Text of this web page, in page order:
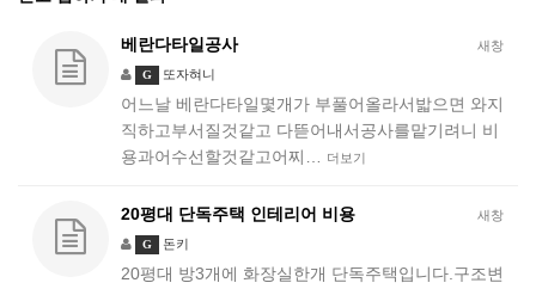
새창
베란다타일공사
G 또자혀니
어느날 베란다타일몇개가 부풀어올라서밟으면 와지
직하고부서질것같고 다뜯어내서공사를맡기려니 비
용과어수선할것같고어찌…
더보기
새창
20평대 단독주택 인테리어 비용
G 돈키
20평대 방3개에 화장실한개 단독주택입니다.구조변